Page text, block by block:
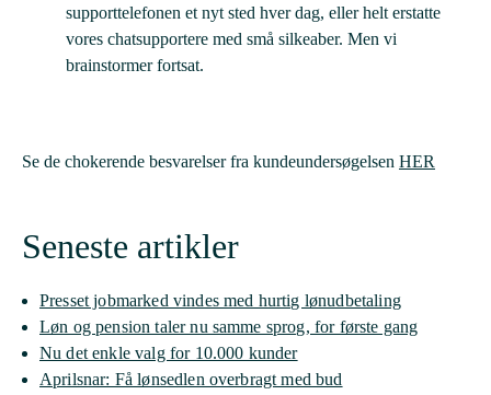
supporttelefonen et nyt sted hver dag, eller helt erstatte
vores chatsupportere med små silkeaber. Men vi
brainstormer fortsat.
Se de chokerende besvarelser fra kundeundersøgelsen HER
Seneste artikler
Presset jobmarked vindes med hurtig lønudbetaling
Løn og pension taler nu samme sprog, for første gang
Nu det enkle valg for 10.000 kunder
Aprilsnar: Få lønsedlen overbragt med bud